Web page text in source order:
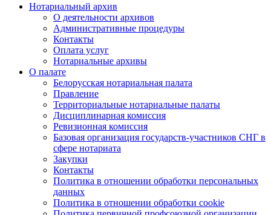
Нотариальный архив
О деятельности архивов
Административные процедуры
Контакты
Оплата услуг
Нотариальные архивы
О палате
Белорусская нотариальная палата
Правление
Территориальные нотариальные палаты
Дисциплинарная комиссия
Ревизионная комиссия
Базовая организация государств-участников СНГ в
сфере нотариата
Закупки
Контакты
Политика в отношении обработки персональных
данных
Политика в отношении обработки cookie